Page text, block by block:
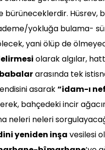
bürüneceklerdir. Hüsrev,
yokluğa bulama-
yani ölüp de
olarak algılar,
arasında tek
asarak“idam-ı
bahçedeki incir
neleri neleri
yeniden inşa vesilesi